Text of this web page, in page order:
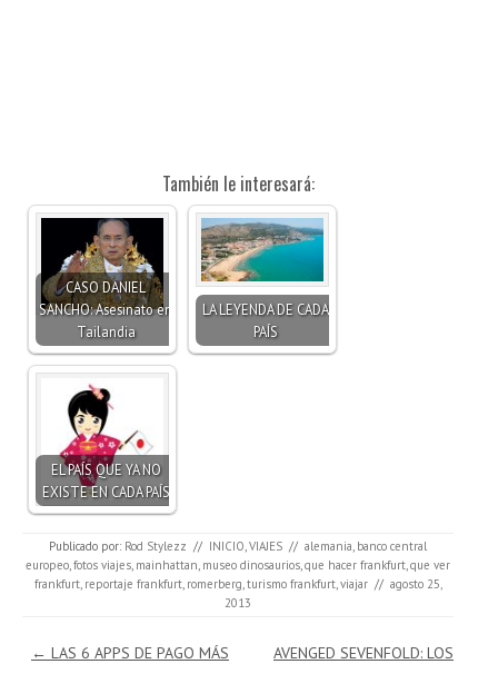
También le interesará:
CASO DANIEL
SANCHO: Asesinato en
Tailandia
LA LEYENDA DE CADA
PAÍS
EL PAÍS QUE YA NO
EXISTE EN CADA PAÍS
Publicado por: Rod Stylezz // INICIO VIAJES // alemania banco central
europeo fotos viajes mainhattan museo dinosaurios que hacer frankfurt que ver
frankfurt, reportaje frankfurt, romerberg turismo frankfurt, viajar // agosto 25,
2013
Navegación de entradas
← LAS 6 APPS DE PAGO MÁS
AVENGED SEVENFOLD: LOS